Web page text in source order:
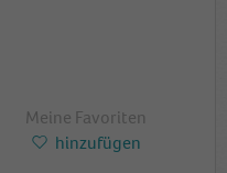
Meine Favoriten
hinzufügen